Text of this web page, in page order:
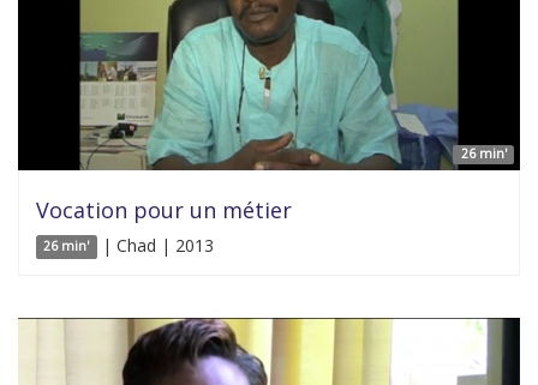
26 min'
Vocation pour un métier
26 min' | Chad | 2013